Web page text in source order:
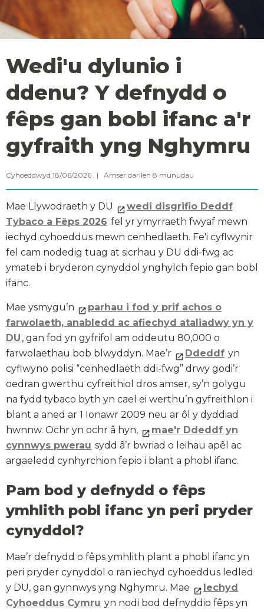
Wedi'u dylunio i
ddenu? Y defnydd o
fêps gan bobl ifanc a'r
gyfraith yng Nghymru
Cyhoeddwyd 18/06/2026 | Amser darllen 8 munudau
Mae Llywodraeth y DU
wedi disgrifio Deddf
Tybaco a Fêps 2026 fel yr ymyrraeth fwyaf mewn
iechyd cyhoeddus mewn cenhedlaeth. Fe'i cyflwynir
fel cam nodedig tuag at sicrhau y DU ddi-fwg ac
ymateb i bryderon cynyddol ynghylch fepio gan bobl
ifanc.
Mae ysmygu’n
parhau i fod y prif achos o
farwolaeth, anabledd ac afiechyd ataliadwy yn y
DU , gan fod yn gyfrifol am oddeutu 80,000 o
farwolaethau bob blwyddyn. Mae’r
Ddeddf yn
cyflwyno polisi “cenhedlaeth ddi-fwg” drwy godi’r
oedran gwerthu cyfreithiol dros amser, sy’n golygu
na fydd tybaco byth yn cael ei werthu’n gyfreithlon i
blant a aned ar 1 Ionawr 2009 neu ar ôl y dyddiad
hwnnw. Ochr yn ochr â hyn,
mae'r Ddeddf yn
cynnwys pwerau sydd â’r bwriad o leihau apêl ac
argaeledd cynhyrchion fepio i blant a phobl ifanc.
Pam bod y defnydd o fêps
ymhlith pobl ifanc yn peri pryder
cynyddol?
Mae’r defnydd o fêps ymhlith plant a phobl ifanc yn
peri pryder cynyddol o ran iechyd cyhoeddus ledled
y DU, gan gynnwys yng Nghymru. Mae
Iechyd
Cyhoeddus Cymru yn nodi bod defnyddio fêps yn